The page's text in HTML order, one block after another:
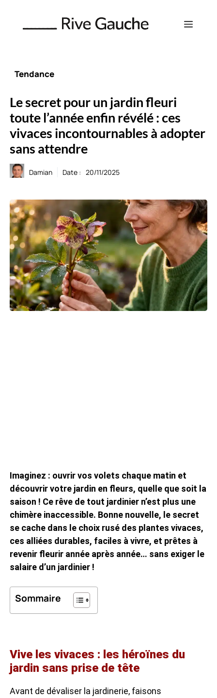
contenu
Menu
Tendance
Le secret pour un jardin fleuri
toute l’année enfin révélé : ces
vivaces incontournables à adopter
sans attendre
Damian Date : 20/11/2025
Imaginez : ouvrir vos volets chaque matin et
découvrir votre jardin en fleurs, quelle que soit la
saison ! Ce rêve de tout jardinier n’est plus une
chimère inaccessible. Bonne nouvelle, le secret
se cache dans le choix rusé des plantes vivaces,
ces alliées durables, faciles à vivre, et prêtes à
revenir fleurir année après année… sans exiger le
salaire d’un jardinier !
Sommaire
Vive les vivaces : les héroïnes du
jardin sans prise de tête
Avant de dévaliser la jardinerie, faisons